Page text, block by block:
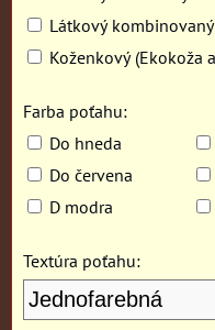
Látkový
Koženkový (Ekokoža
Farba poťahu:
Do hneda
Do červena
D modra
Textúra poťahu: